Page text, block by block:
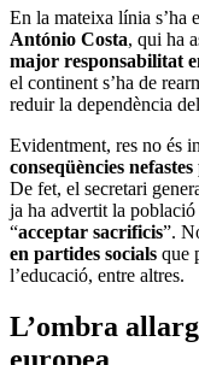
En la mateixa línia s’ha
António Costa, qui ha
major responsabilitat
el continent s’ha de
reduir la dependència
Evidentment, res no és
conseqüències
De fet, el secretari
ja ha advertit la població
“acceptar sacrificis”.
en partides socials que
l’educació, entre altres.
L’ombra
europea